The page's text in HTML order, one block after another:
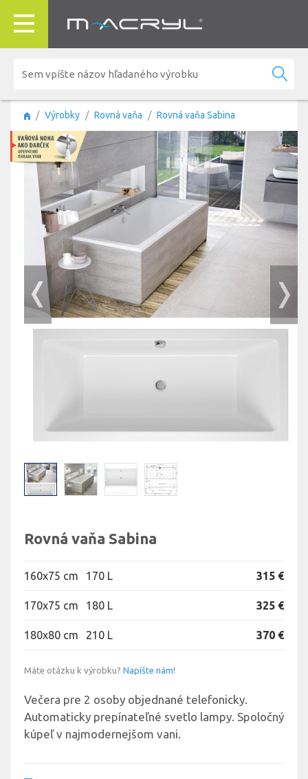
Výrobky Rovná vaňa Rovná vaňa Sabina
Rovná vaňa Sabina
160x75 cm 170 L 315 €
170x75 cm 180 L 325 €
180x80 cm 210 L 370 €
Máte otázku k výrobku? Napíšte nám!
Večera pre 2 osoby objednané telefonicky.
Automaticky prepínateľné svetlo lampy. Spoločný
kúpeľ v najmodernejšom vani.